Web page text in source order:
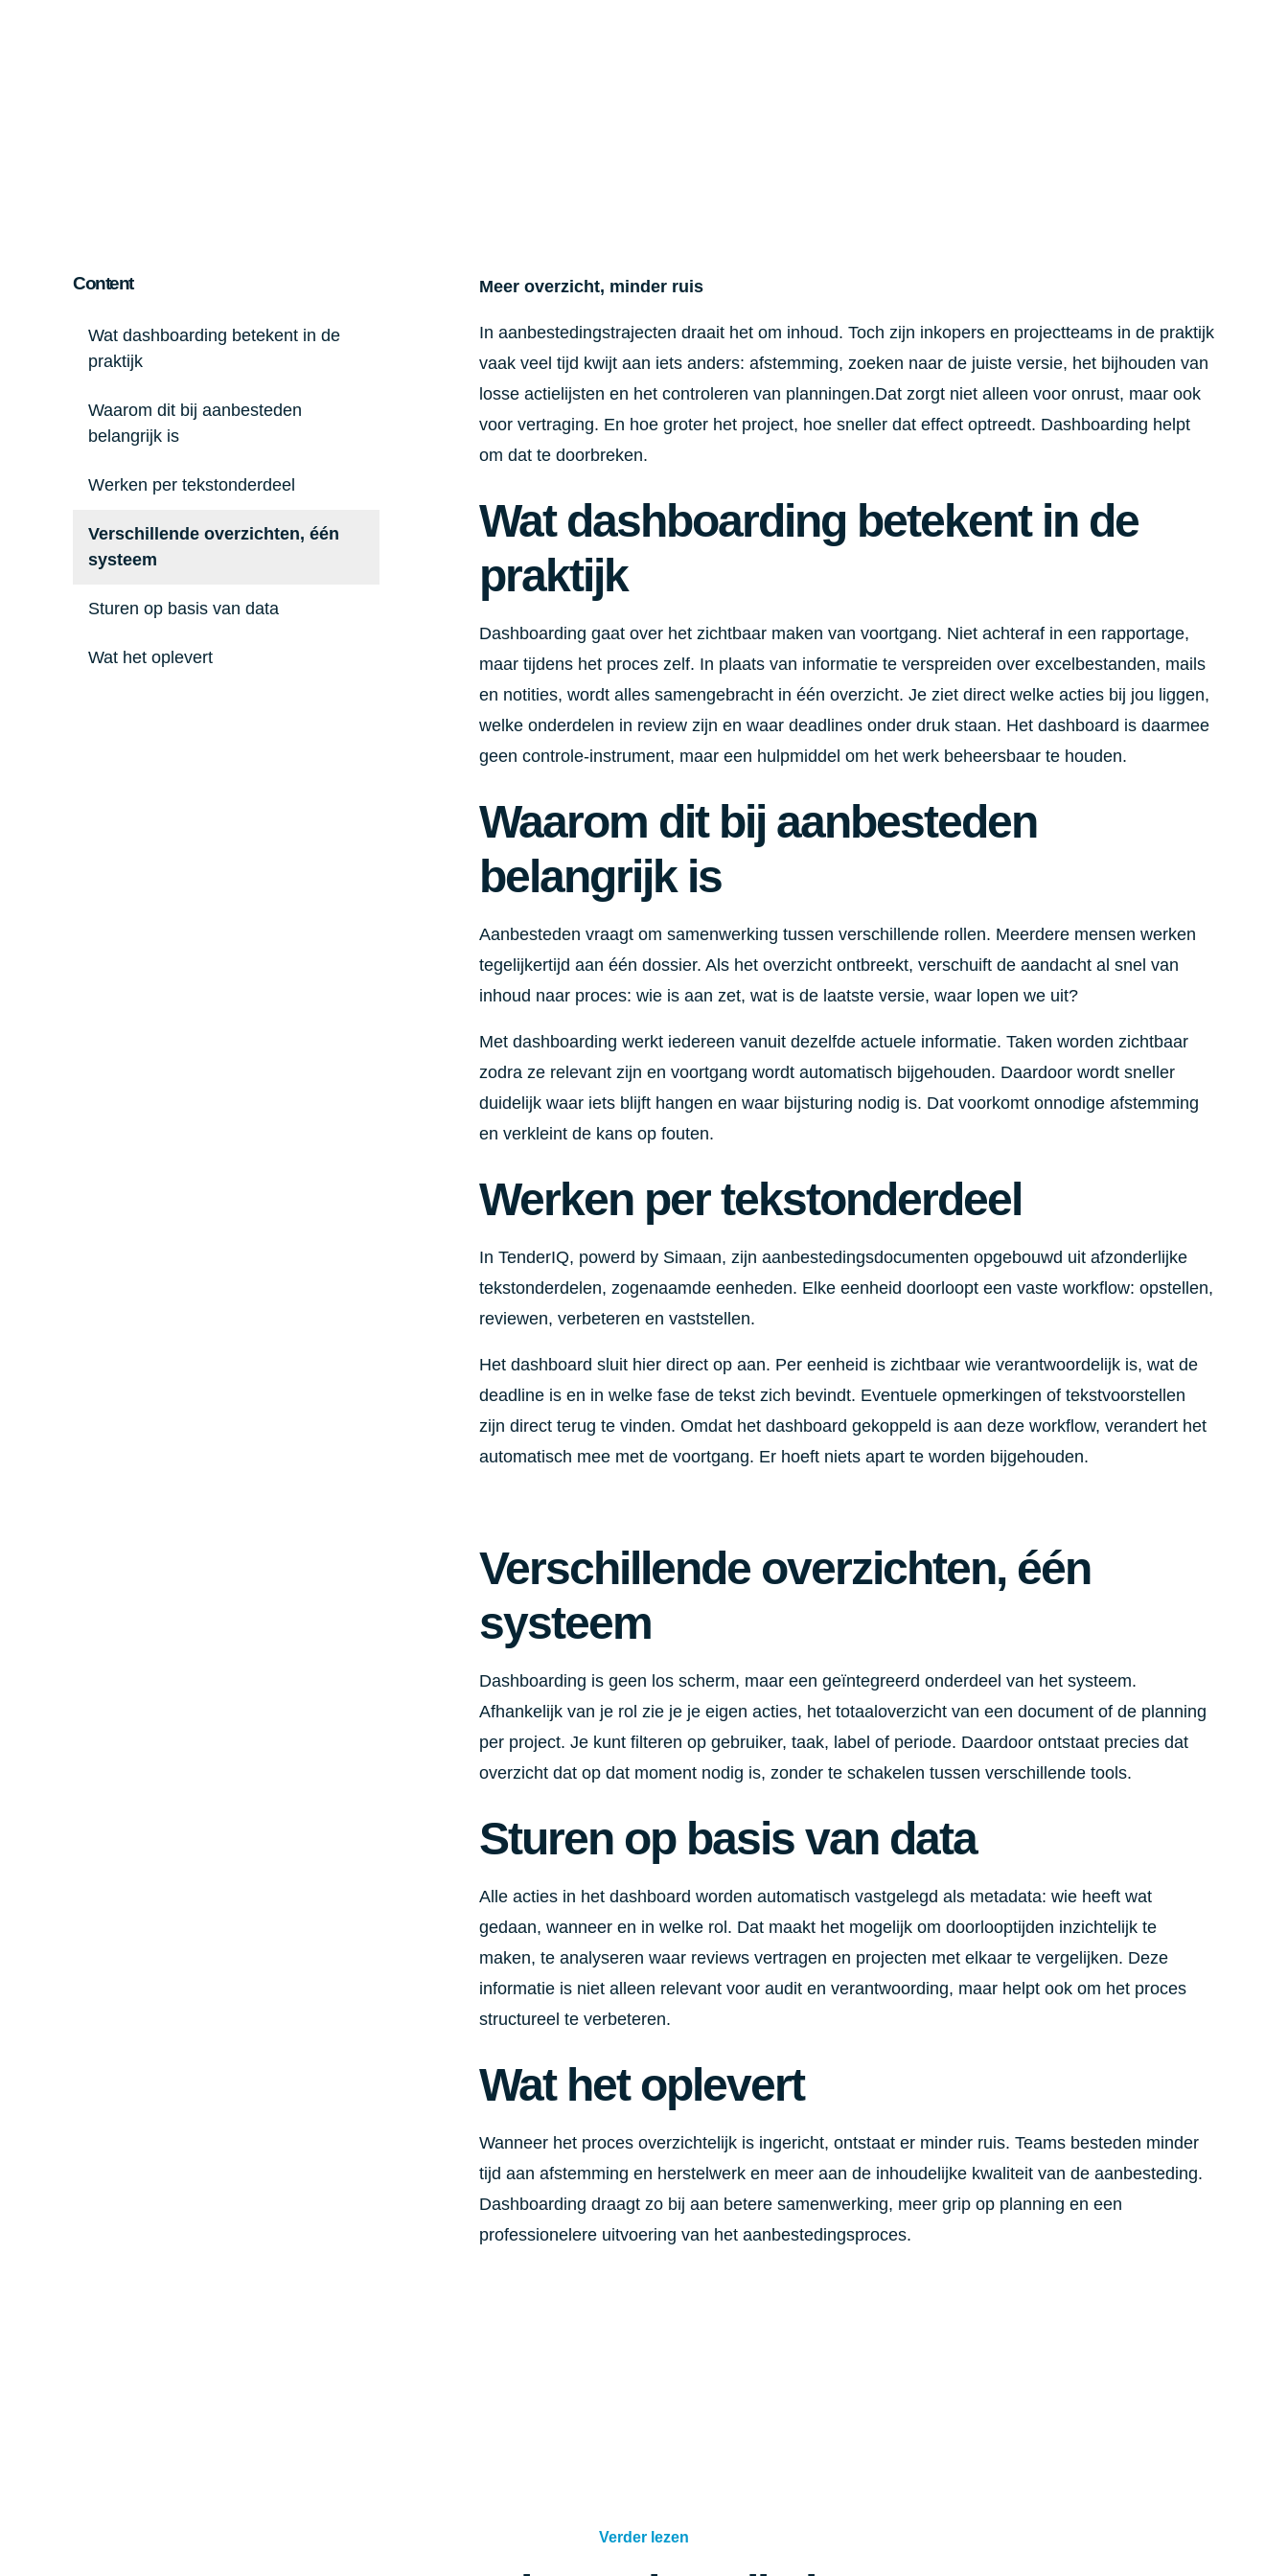
Content
Wat dashboarding betekent in de
praktijk
Waarom dit bij aanbesteden
belangrijk is
Werken per tekstonderdeel
Verschillende overzichten, één
systeem
Sturen op basis van data
Wat het oplevert
Meer overzicht, minder ruis
In aanbestedingstrajecten draait het om inhoud. Toch zijn inkopers en projectteams in de praktijk
vaak veel tijd kwijt aan iets anders: afstemming, zoeken naar de juiste versie, het bijhouden van
losse actielijsten en het controleren van planningen.Dat zorgt niet alleen voor onrust, maar ook
voor vertraging. En hoe groter het project, hoe sneller dat effect optreedt. Dashboarding helpt
om dat te doorbreken.
Wat dashboarding betekent in de
praktijk
Dashboarding gaat over het zichtbaar maken van voortgang. Niet achteraf in een rapportage,
maar tijdens het proces zelf. In plaats van informatie te verspreiden over excelbestanden, mails
en notities, wordt alles samengebracht in één overzicht. Je ziet direct welke acties bij jou liggen,
welke onderdelen in review zijn en waar deadlines onder druk staan. Het dashboard is daarmee
geen controle-instrument, maar een hulpmiddel om het werk beheersbaar te houden.
Waarom dit bij aanbesteden
belangrijk is
Aanbesteden vraagt om samenwerking tussen verschillende rollen. Meerdere mensen werken
tegelijkertijd aan één dossier. Als het overzicht ontbreekt, verschuift de aandacht al snel van
inhoud naar proces: wie is aan zet, wat is de laatste versie, waar lopen we uit?
Met dashboarding werkt iedereen vanuit dezelfde actuele informatie. Taken worden zichtbaar
zodra ze relevant zijn en voortgang wordt automatisch bijgehouden. Daardoor wordt sneller
duidelijk waar iets blijft hangen en waar bijsturing nodig is. Dat voorkomt onnodige afstemming
en verkleint de kans op fouten.
Werken per tekstonderdeel
In TenderIQ, powerd by Simaan, zijn aanbestedingsdocumenten opgebouwd uit afzonderlijke
tekstonderdelen, zogenaamde eenheden. Elke eenheid doorloopt een vaste workflow: opstellen,
reviewen, verbeteren en vaststellen.
Het dashboard sluit hier direct op aan. Per eenheid is zichtbaar wie verantwoordelijk is, wat de
deadline is en in welke fase de tekst zich bevindt. Eventuele opmerkingen of tekstvoorstellen
zijn direct terug te vinden. Omdat het dashboard gekoppeld is aan deze workflow, verandert het
automatisch mee met de voortgang. Er hoeft niets apart te worden bijgehouden.
Verschillende overzichten, één
systeem
Dashboarding is geen los scherm, maar een geïntegreerd onderdeel van het systeem.
Afhankelijk van je rol zie je je eigen acties, het totaaloverzicht van een document of de planning
per project. Je kunt filteren op gebruiker, taak, label of periode. Daardoor ontstaat precies dat
overzicht dat op dat moment nodig is, zonder te schakelen tussen verschillende tools.
Sturen op basis van data
Alle acties in het dashboard worden automatisch vastgelegd als metadata: wie heeft wat
gedaan, wanneer en in welke rol. Dat maakt het mogelijk om doorlooptijden inzichtelijk te
maken, te analyseren waar reviews vertragen en projecten met elkaar te vergelijken. Deze
informatie is niet alleen relevant voor audit en verantwoording, maar helpt ook om het proces
structureel te verbeteren.
Wat het oplevert
Wanneer het proces overzichtelijk is ingericht, ontstaat er minder ruis. Teams besteden minder
tijd aan afstemming en herstelwerk en meer aan de inhoudelijke kwaliteit van de aanbesteding.
Dashboarding draagt zo bij aan betere samenwerking, meer grip op planning en een
professionelere uitvoering van het aanbestedingsproces.
Verder lezen